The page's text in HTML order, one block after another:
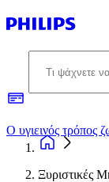
Ξυριστικές